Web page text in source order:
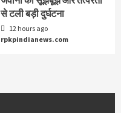
से टली बड़ी दुर्घटना
12 hours ago
rpkpindianews.com